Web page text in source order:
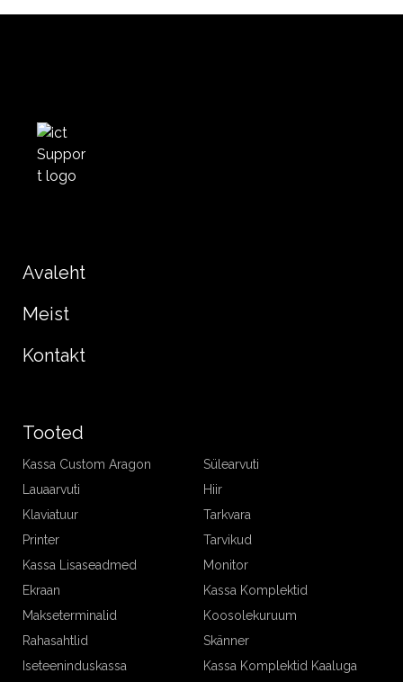
Avaleht
Meist
Kontakt
Tooted
Kassa Custom Aragon
Sülearvuti
Lauaarvuti
Hiir
Klaviatuur
Tarkvara
Printer
Tarvikud
Kassa Lisaseadmed
Monitor
Ekraan
Kassa Komplektid
Makseterminalid
Koosolekuruum
Rahasahtlid
Skänner
Iseteeninduskassa
Kassa Komplektid Kaaluga